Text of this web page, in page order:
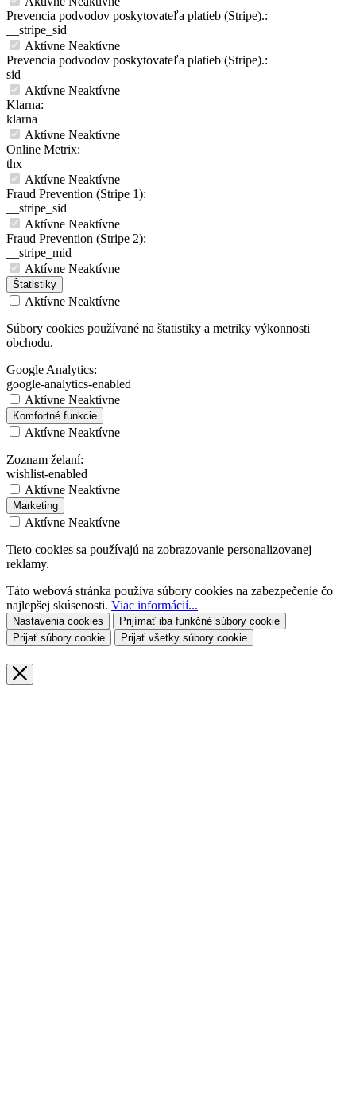
Prevencia podvodov poskytovateľa platieb (Stripe).:
__stripe_sid
Aktívne Neaktívne
Prevencia podvodov poskytovateľa platieb (Stripe).:
sid
Aktívne Neaktívne
Klarna:
klarna
Aktívne Neaktívne
Online Metrix:
thx_
Aktívne Neaktívne
Fraud Prevention (Stripe 1):
__stripe_sid
Aktívne Neaktívne
Fraud Prevention (Stripe 2):
__stripe_mid
Aktívne Neaktívne
Štatistiky
Aktívne Neaktívne
Súbory cookies používané na štatistiky a metriky výkonnosti
obchodu.
Google Analytics:
google-analytics-enabled
Aktívne Neaktívne
Komfortné funkcie
Aktívne Neaktívne
Zoznam želaní:
wishlist-enabled
Aktívne Neaktívne
Marketing
Aktívne Neaktívne
Tieto cookies sa používajú na zobrazovanie personalizovanej
reklamy.
Táto webová stránka používa súbory cookies na zabezpečenie čo
najlepšej skúsenosti. Viac informácií...
Nastavenia cookies
Prijímať iba funkčné súbory cookie
Prijať súbory cookie
Prijať všetky súbory cookie